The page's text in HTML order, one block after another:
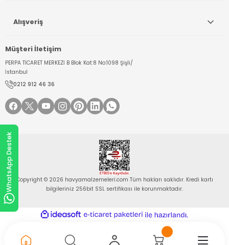
Müşteri İletişim
PERPA TİCARET MERKEZİ B Blok Kat:8 No:1098 Şişli/
İstanbul
0212 912 46 36
Alışveriş
Copyright © 2026 havyamalzemeleri.com Tüm hakları saklıdır. Kredi kartı
bilgileriniz 256bit SSL sertifikası ile korunmaktadır.
WhatsApp Destek
ideasoft
e-
paketleri